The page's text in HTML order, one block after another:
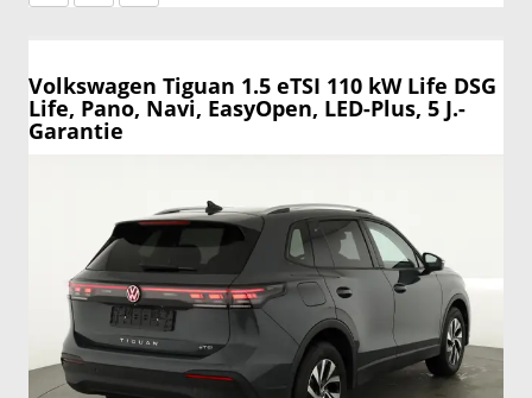
Volkswagen Tiguan 1.5 eTSI 110 kW Life DSG
Life, Pano, Navi, EasyOpen, LED-Plus, 5 J.-
Garantie